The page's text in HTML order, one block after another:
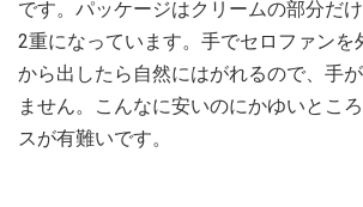
です。パッケージはクリームの部分だ
2重になっています。手でセロファンを
から出したら自然にはがれるので、手
ません。こんなに安いのにかゆいとこ
スが有難いです。